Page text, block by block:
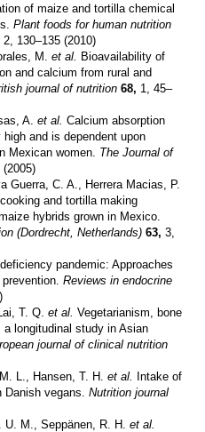
of maize and tortilla chemical
Plant foods for human nutrition
2, 130–135 (2010)
M. et al. Bioavailability of
and calcium from rural and
journal of nutrition 68, 1, 45–
A. et al. Calcium absorption
and is dependent upon
Mexican women. The Journal of
(2005)
Guerra, C. A., Herrera Macias, P.
and tortilla making
hybrids grown in Mexico.
(Dordrecht, Netherlands) 63,3,
pandemic: Approaches
prevention.Reviews in endocrine
T. Q. et al. Vegetarianism, bone
longitudinal study in Asian
journal of clinical nutrition
L., Hansen, T. H. et al. Intake of
Danish vegans.Nutrition journal
M., Seppänen, R. H. et al.